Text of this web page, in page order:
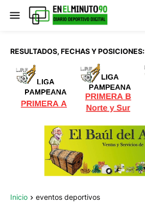
RESULTADOS, FECHAS Y POSICIONES:
Inicio eventos deportivos